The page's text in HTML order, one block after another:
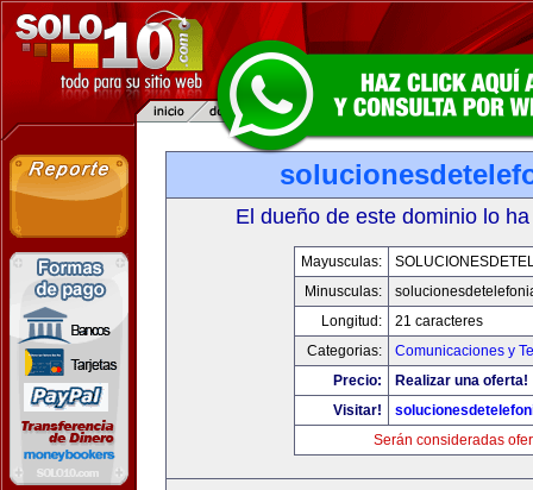
El dueño de este dominio lo
Mayusculas:
Minusculas:
Longitud:
21 caracteres
Categorias:
Comunicaciones y
Precio:
Realizar una oferta!
Visitar!
Serán consideradas